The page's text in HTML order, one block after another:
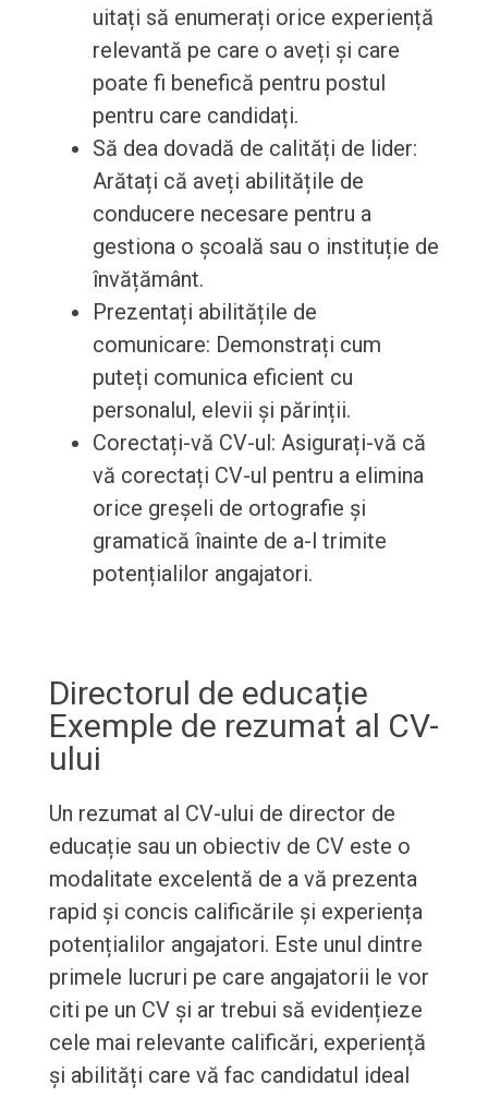
uitați să enumerați orice experiență
relevantă pe care o aveți și care
poate fi benefică pentru postul
pentru care candidați.
Să dea dovadă de calități de lider:
Arătați că aveți abilitățile de
conducere necesare pentru a
gestiona o școală sau o instituție de
învățământ.
Prezentați abilitățile de
comunicare: Demonstrați cum
puteți comunica eficient cu
personalul, elevii și părinții.
Corectați-vă CV-ul: Asigurați-vă că
vă corectați CV-ul pentru a elimina
orice greșeli de ortografie și
gramatică înainte de a-l trimite
potențialilor angajatori.
Directorul de educație
Exemple de rezumat al CV-
ului
Un rezumat al CV-ului de director de
educație sau un obiectiv de CV este o
modalitate excelentă de a vă prezenta
rapid și concis calificările și experiența
potențialilor angajatori. Este unul dintre
primele lucruri pe care angajatorii le vor
citi pe un CV și ar trebui să evidențieze
cele mai relevante calificări, experiență
și abilități care vă fac candidatul ideal